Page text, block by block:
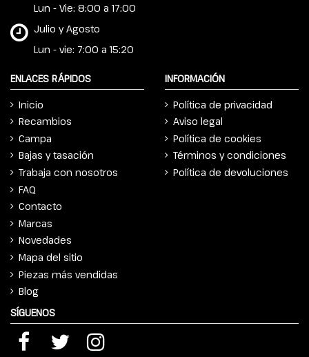
Lun - Vie: 8:00 a 17:00
Julio y Agosto
Lun - vie: 7:00 a 15:20
ENLACES RÁPIDOS
Inicio
Recambios
Campa
Bajas y tasación
Trabaja con nosotros
FAQ
Contacto
Marcas
Novedades
Mapa del sitio
Piezas más vendidas
Blog
INFORMACIÓN
Política de privacidad
Aviso legal
Política de cookies
Términos y condiciones
Política de devoluciones
SÍGUENOS